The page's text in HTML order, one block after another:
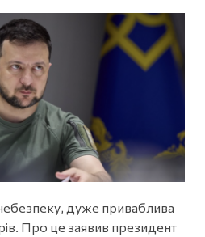
дуже приваблива
Про це заявив президент